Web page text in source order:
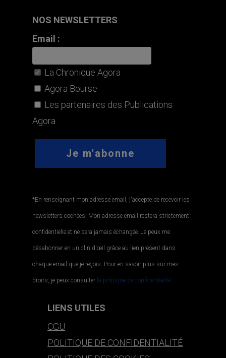
NOS NEWSLETTERS
Email :
La Chronique Agora
Agora Bourse
Les partenaires des Publications
Agora
*En renseignant mon adresse email, j'accepte de recevoir les
newsletters cochées. Mon adresse email restera strictement
confidentielle et ne sera jamais échangée. Je peux me
désabonner en un clin d'œil grâce au lien présent dans
chaque email que je reçois. Pour en savoir plus sur mes
droits, je peux consulter la politique de confidentialité..
LIENS UTILES
CGU
POLITIQUE DE CONFIDENTIALITÉ